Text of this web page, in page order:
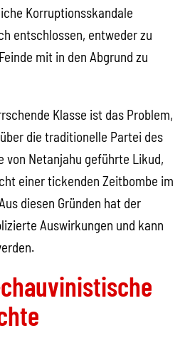
Korruptionsskandale
entschlossen, entweder zu
mit in den Abgrund zu
Klasse ist das Problem,
die traditionelle Partei des
von Netanjahu geführte Likud,
einer tickenden Zeitbombe im
diesen Gründen hat der
Auswirkungen und kann